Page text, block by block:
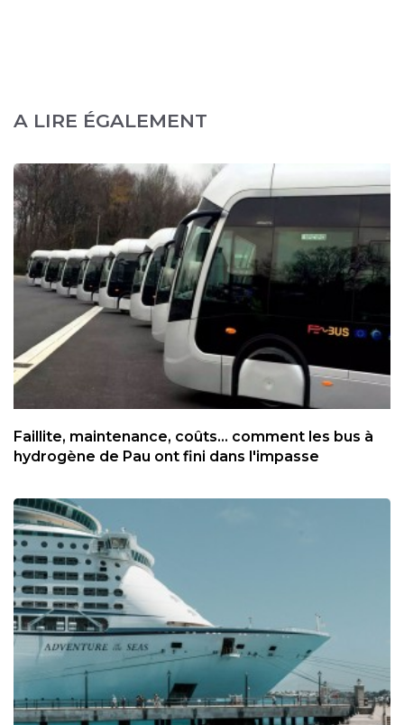
A LIRE ÉGALEMENT
Faillite, maintenance, coûts... comment les bus à
hydrogène de Pau ont fini dans l'impasse